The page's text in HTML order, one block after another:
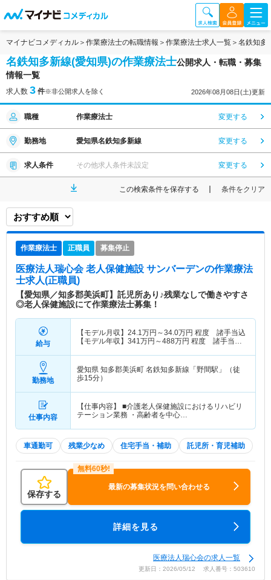
マイナビコメディカル 作業療法士の転職情報 作業療法士求人一覧 名鉄知多
名鉄知多新線(愛知県)の作業療法士公開求人・転職・募集
情報一覧
求人数 3 件※非公開求人を除く 2026年08月08日(土)更新
職種 作業療法士 変更する
勤務地 愛知県名鉄知多新線 変更する
求人条件 その他求人条件未設定 変更する
この検索条件を保存する 条件をクリア
作業療法士 正職員 募集停止
医療法人瑞心会 老人保健施設 サンバーデンの作業療法
士求人(正職員)
【愛知県／知多郡美浜町】託児所あり♪残業なしで働きやすさ
◎老人保健施設にて作業療法士募集！
給与
【モデル月収】 24.1万円～34.0万円 程度 諸手当込
【モデル年収】 341万円～488万円 程度 諸手当・
勤務地
愛知県 知多郡美浜町 名鉄知多新線「野間駅」（徒
歩15分）
仕事内容
【仕事内容】 ■介護老人保健施設におけるリハビリ
テーション業務 ・高齢者を中心…
車通勤可 残業少なめ 住宅手当・補助 託児所・育児補助
保存する
最新の募集状況を問い合わせる
詳細を見る
医療法人瑞心会の求人一覧
更新日：2026/05/12 求人番号：503610